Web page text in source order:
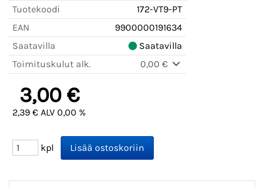
Tuotekoodi
172-VT9-PT
EAN
9900000191634
Saatavilla
Saatavilla
Toimituskulut alk.
0,00 €
3,00 €
2,39 € ALV 0,00 %
kpl